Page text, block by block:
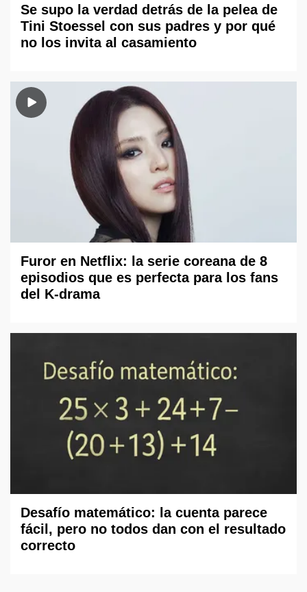
Se supo la verdad detrás de la pelea de
Tini Stoessel con sus padres y por qué
no los invita al casamiento
Furor en Netflix: la serie coreana de 8
episodios que es perfecta para los fans
del K-drama
Desafío matemático: la cuenta parece
fácil, pero no todos dan con el resultado
correcto